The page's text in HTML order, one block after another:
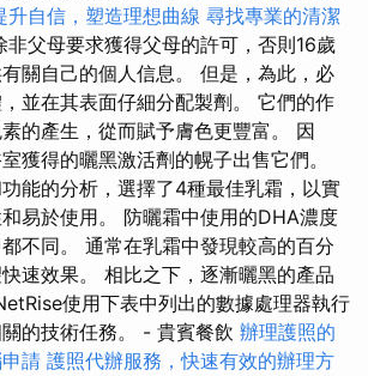
升自信，塑造理想曲線 尋找專業的清潔
非父母要求獲得父母的許可，否則16歲
關自己的個人信息。 但是，為此，必
並在其表面仔細分配製劑。 它們的作
的產生，從而賦予膚色更豐富。 因
獲得的曬黑激活劑的幌子出售它們。
能的分析，選擇了4種最佳乳霜，以實
易於使用。 防曬霜中使用的DHA濃度
不同。 通常在乳霜中發現較高的百分
速效果。 相比之下，逐漸曬黑的產品
使用下表中列出的數據處理器執行
的技術任務。 - 貴賓餐飲 辦理護照的
請 護照代辦服務，快速有效的辦理方